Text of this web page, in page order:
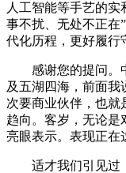
人工智能等手艺的
事不扰、无处不正在
代化历程，更好履行
感谢您的提问。中
及五湖四海，前面我
次要商业伙伴，也就
趋向。客岁，无论是
亮眼表示。表现正在
适才我们引见过，